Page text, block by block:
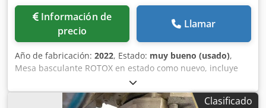
Información de
precio
Llamar
Año de fabricación: 2022, Estado: muy bueno (usado),
Mesa basculante ROTOX en estado como nuevo, incluye
raíles, mesa de transporte y armario de control Dsdpfx
Adsx Dy S Se Nsck
Clasificado